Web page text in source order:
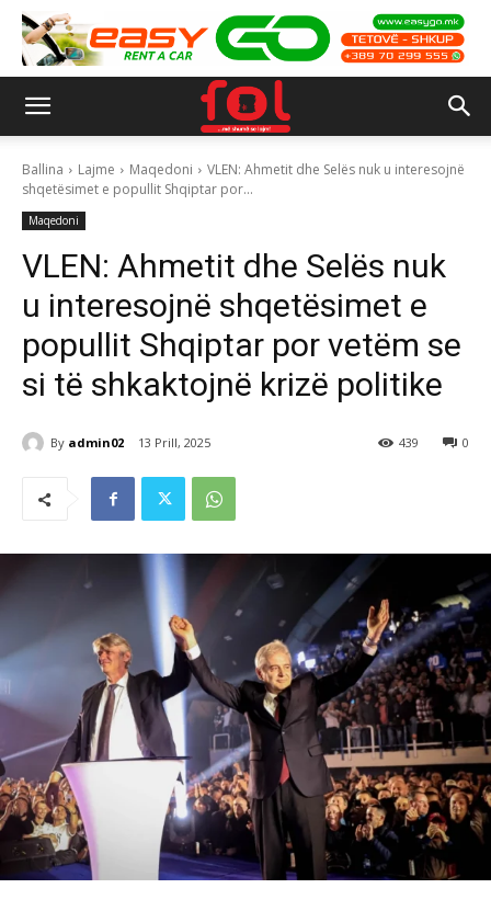
Ballina Lajme Maqedoni
VLEN: Ahmetit dhe Selës nuk u interesojnë
shqetësimet e popullit Shqiptar por...
Maqedoni
VLEN: Ahmetit dhe Selës nuk
u interesojnë shqetësimet e
popullit Shqiptar por vetëm se
si të shkaktojnë krizë politike
By admin02 13 Prill, 2025 0
439